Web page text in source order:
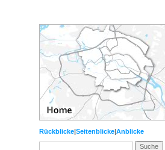
Rückblicke|Seitenblicke|Anblicke